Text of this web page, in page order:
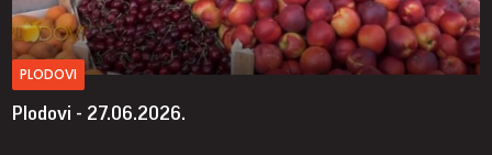
PLODOVI
Plodovi - 27.06.2026.